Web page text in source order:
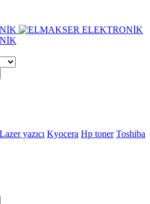
Lazer yazıcı Kyocera Hp toner Toshiba